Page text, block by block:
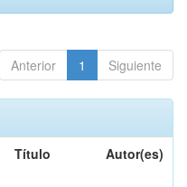
Anterior 1 Siguiente
Título Autor(es)